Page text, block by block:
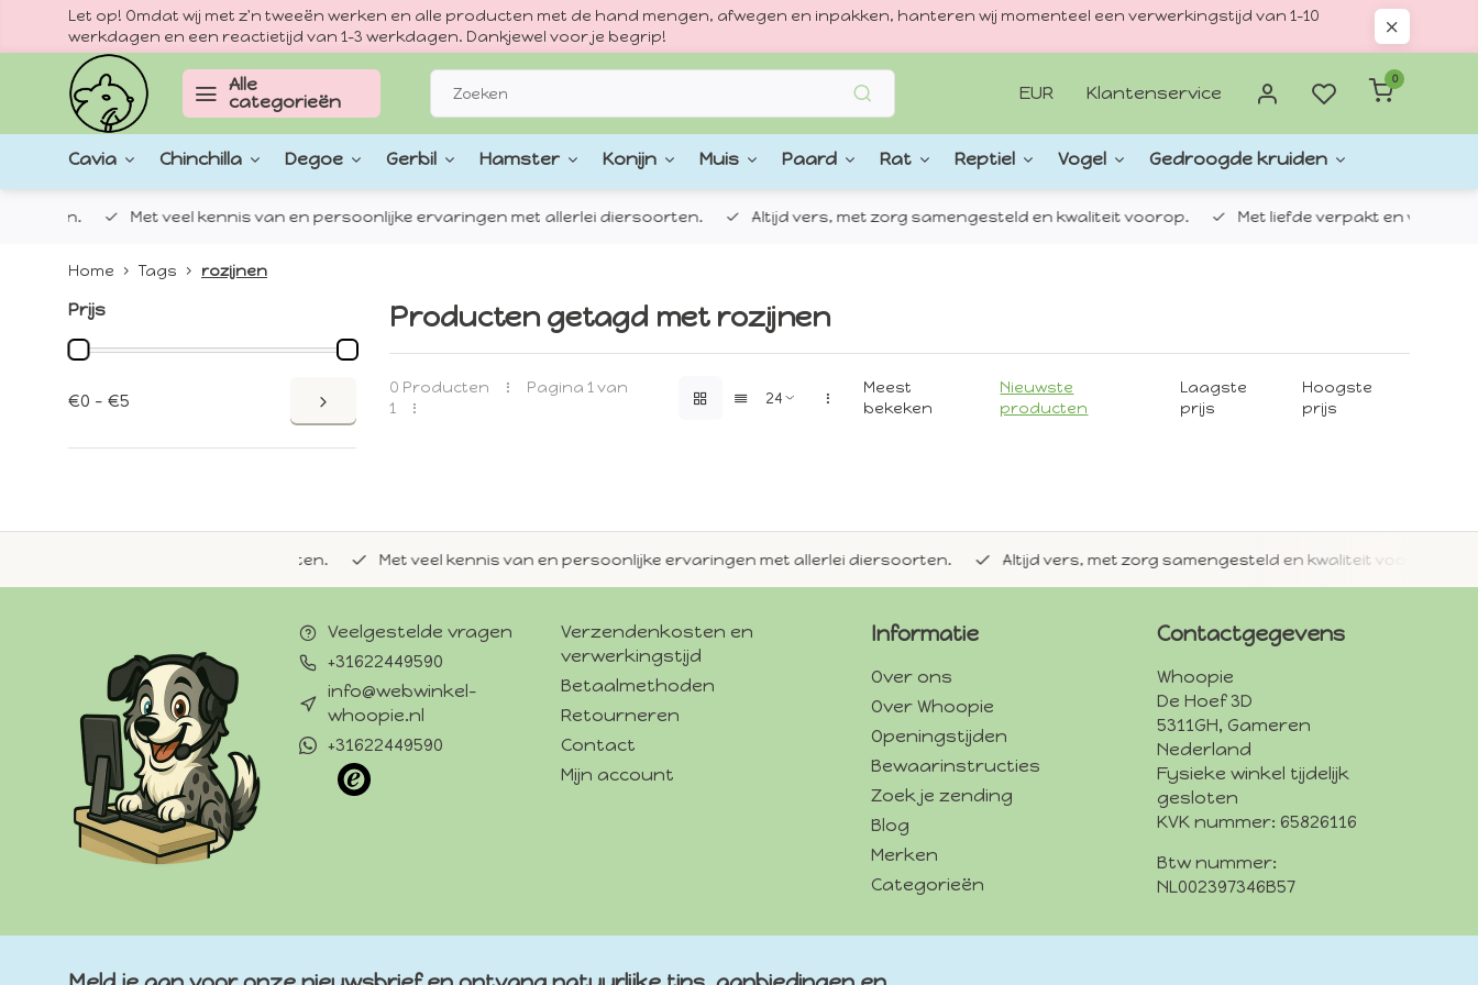
Let op! Omdat wij met z'n tweeën werken en alle producten met de hand mengen, afwegen en inpakken, hanteren wij momenteel een verwerkingstijd van 1–10
werkdagen en een reactietijd van 1–3 werkdagen. Dankjewel voor je begrip!
Alle
categorieën
EUR Klantenservice
0
Cavia Chinchilla Degoe Gerbil Hamster Konijn Muis Paard Rat Reptiel Vogel Gedroogde kruiden
Met veel kennis van en persoonlijke ervaringen met allerlei diersoorten. Altijd vers, met zorg samengesteld en kwaliteit voorop. Met liefde verpakt en verzonden.
Home Tags rozijnen
Prijs
€0 - €5
Producten getagd met rozijnen
0 Producten
Pagina 1 van
1
Meest
bekeken
Nieuwste
producten
Laagste
prijs
Hoogste
prijs
Met veel kennis van en persoonlijke ervaringen met allerlei diersoorten. Altijd vers, met zorg samengesteld en kwaliteit voorop.
Veelgestelde vragen
+31622449590
info@webwinkel-
whoopie.nl
+31622449590
Verzendenkosten en
verwerkingstijd
Betaalmethoden
Retourneren
Contact
Mijn account
Informatie
Over ons
Over Whoopie
Openingstijden
Bewaarinstructies
Zoek je zending
Blog
Merken
Categorieën
Contactgegevens
Whoopie
De Hoef 3D
5311GH, Gameren
Nederland
Fysieke winkel tijdelijk
gesloten
KVK nummer: 65826116
Btw nummer:
NL002397346B57